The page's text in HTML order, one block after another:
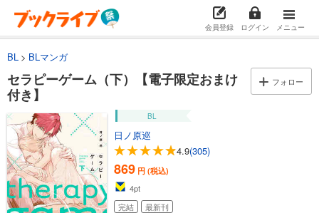
会員登録 ログイン メニュー
BL BLマンガ
セラピーゲーム（下）【電子限定おまけ
付き】
フォロー
BL
日ノ原巡
4.9(305)
869 円 (税込)
4pt
完結
最新刊